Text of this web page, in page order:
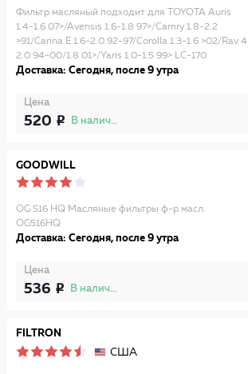
Фильтр масляный подходит для TOYOTA Auris
1.4-1.6 07>/Avensis 1.6-1.8 97>/Camry 1.8-2.2
>91/Carina E 1.6-2.0 92-97/Corolla 1.3-1.6 >02/Rav 4
2.0 94-00/1.8 01>/Yaris 1.0-1.5 99> LC-170
Доставка: Сегодня, после 9 утра
Цена
520 В наличии
GOODWILL
OG 516 HQ Масляные фильтры ф-р масл.
OG516HQ
Доставка: Сегодня, после 9 утра
Цена
536 В наличии
FILTRON
США